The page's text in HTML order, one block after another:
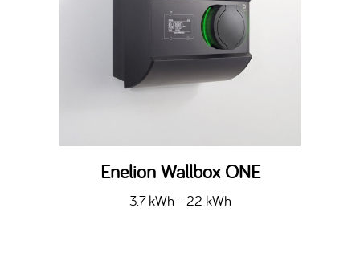
Enelion Wallbox ONE
3.7 kWh - 22 kWh